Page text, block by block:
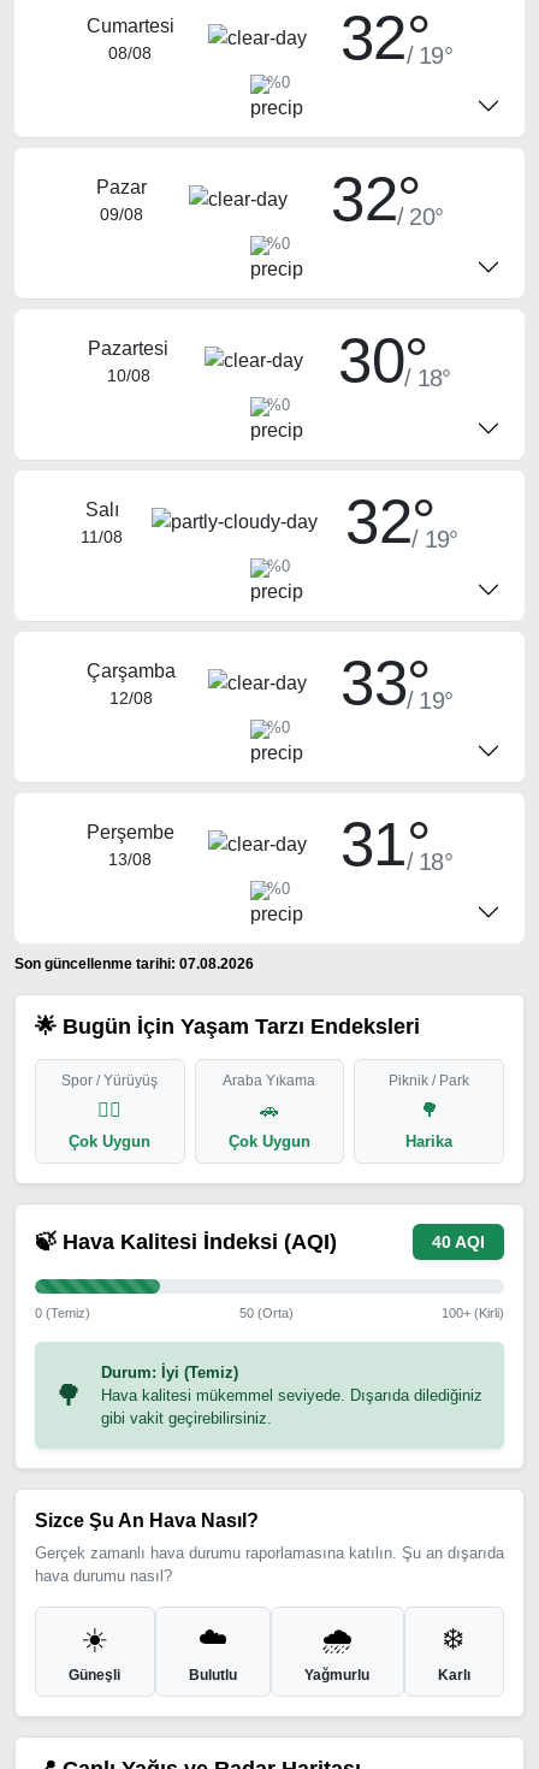
Cumartesi
08/08 32°/ 19°
%0
Pazar
09/08 32°/ 20°
%0
Pazartesi
10/08 30°/ 18°
%0
Salı
11/08 32°/ 19°
%0
Çarşamba
12/08 33°/ 19°
%0
Perşembe
13/08 31°/ 18°
%0
Son güncellenme tarihi: 07.08.2026
🌟 Bugün İçin Yaşam Tarzı Endeksleri
Spor / Yürüyüş
🏃‍♂️
Çok Uygun
Araba Yıkama
🚗
Çok Uygun
Piknik / Park
🌳
Harika
🍃 Hava Kalitesi İndeksi (AQI) 40 AQI
0 (Temiz) 50 (Orta) 100+ (Kirli)
🌳
Durum: İyi (Temiz)
Hava kalitesi mükemmel seviyede. Dışarıda dilediğiniz
gibi vakit geçirebilirsiniz.
Sizce Şu An Hava Nasıl?
Gerçek zamanlı hava durumu raporlamasına katılın. Şu an dışarıda
hava durumu nasıl?
☀️
Güneşli
☁️
Bulutlu
🌧️
Yağmurlu
❄️
Karlı